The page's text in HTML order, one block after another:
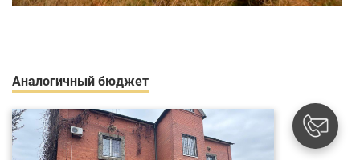
Аналогичный бюджет